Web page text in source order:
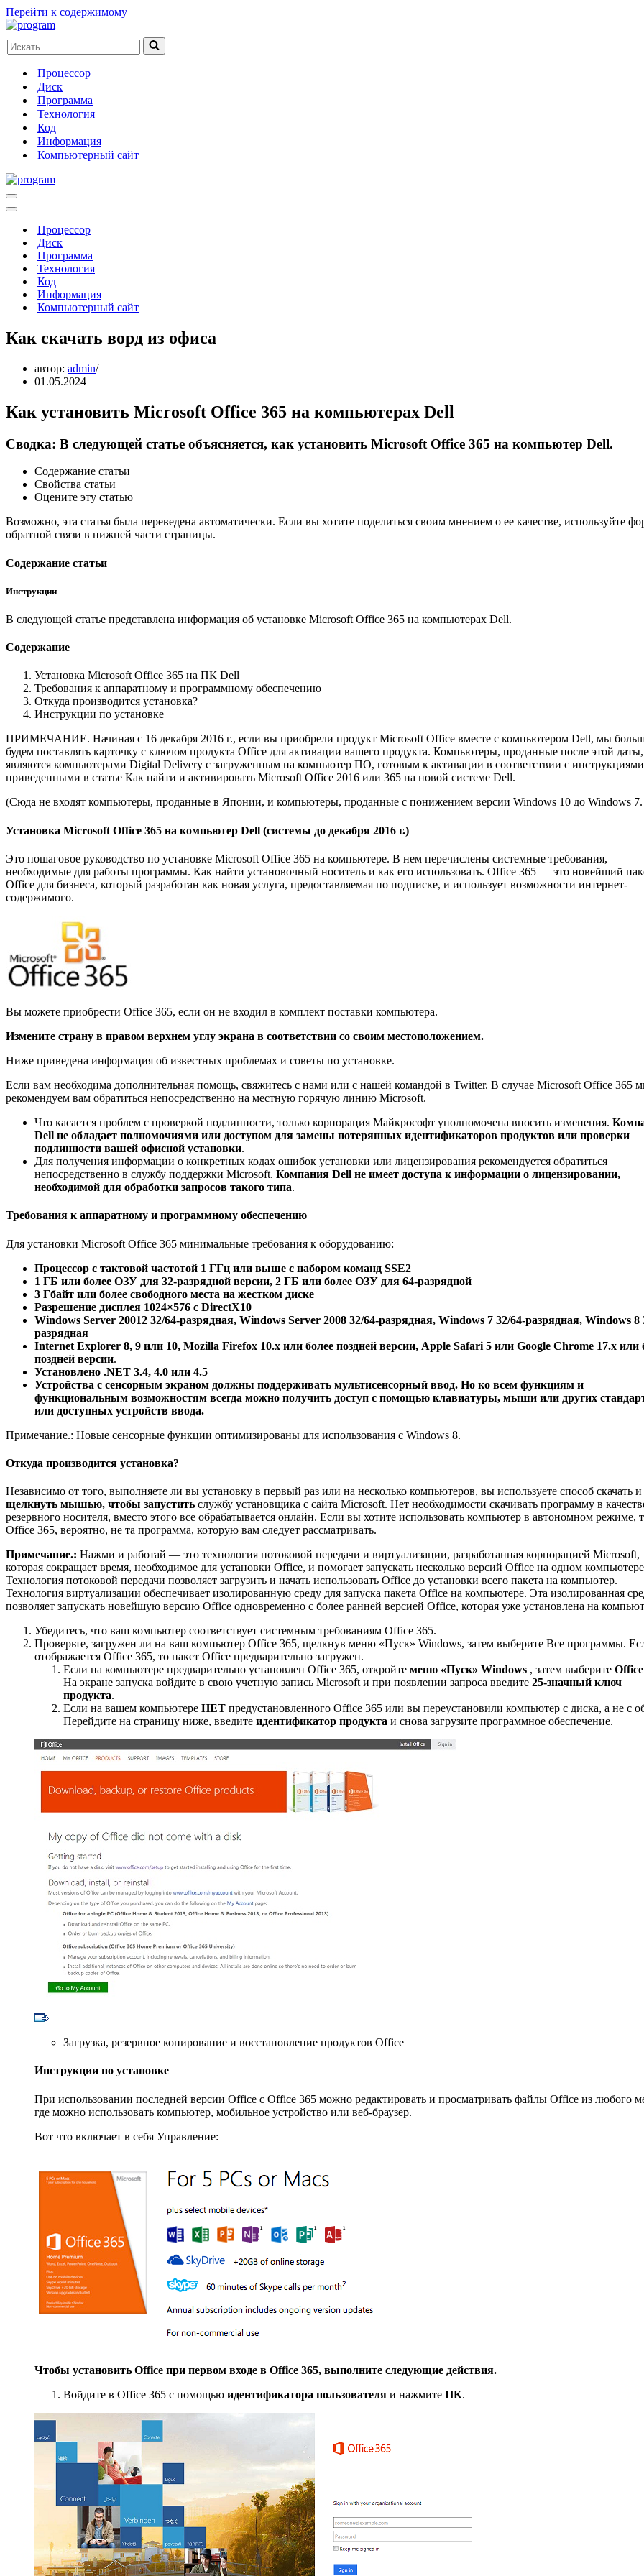
Перейти к содержимому
Искать...
Процессор
Диск
Программа
Технология
Код
Информация
Компьютерный сайт
Меню
навигации
Меню
навигацииПроцессор
Диск
Программа
Технология
Код
Информация
Компьютерный сайт
Как скачать ворд из офиса
автор: admin
01.05.2024
Как установить Microsoft Office 365 на компьютерах Dell
Сводка: В следующей статье объясняется, как установить Microsoft Office 365 на компьютер Dell.
Содержание статьи
Свойства статьи
Оцените эту статью
Возможно, эта статья была переведена автоматически. Если вы хотите поделиться своим мнением о ее качестве, используйте
обратной связи в нижней части страницы.
Содержание статьи
Инструкции
В следующей статье представлена информация об установке Microsoft Office 365 на компьютерах Dell.
Содержание
Установка Microsoft Office 365 на ПК Dell
Требования к аппаратному и программному обеспечению
Откуда производится установка?
Инструкции по установке
ПРИМЕЧАНИЕ. Начиная с 16 декабря 2016 г., если вы приобрели продукт Microsoft Office вместе с компьютером Dell, мы
будем поставлять карточку с ключом продукта Office для активации вашего продукта. Компьютеры, проданные после этой даты,
являются компьютерами Digital Delivery с загруженным на компьютер ПО, готовым к активации в соответствии с
приведенными в статье Как найти и активировать Microsoft Office 2016 или 365 на новой системе Dell.
(Сюда не входят компьютеры, проданные в Японии, и компьютеры, проданные с понижением версии Windows 10 до Windows 7.
Установка Microsoft Office 365 на компьютер Dell (системы до декабря 2016 г.)
Это пошаговое руководство по установке Microsoft Office 365 на компьютере. В нем перечислены системные требования,
необходимые для работы программы. Как найти установочный носитель и как его использовать. Office 365 — это новейший
Office для бизнеса, который разработан как новая услуга, предоставляемая по подписке, и использует возможности интернет-
содержимого.
Вы можете приобрести Office 365, если он не входил в комплект поставки компьютера.
Измените страну в правом верхнем углу экрана в соответствии со своим местоположением.
Ниже приведена информация об известных проблемах и советы по установке.
Если вам необходима дополнительная помощь, свяжитесь с нами или с нашей командой в Twitter. В случае Microsoft Office 365
рекомендуем вам обратиться непосредственно на местную горячую линию Microsoft.
Что касается проблем с проверкой подлинности, только корпорация Майкрософт уполномочена вносить изменения.
Dell не обладает полномочиями или доступом для замены потерянных идентификаторов продуктов или проверки
подлинности вашей офисной установки.
Для получения информации о конкретных кодах ошибок установки или лицензирования рекомендуется обратиться
непосредственно в службу поддержки Microsoft. Компания Dell не имеет доступа к информации о лицензировании,
необходимой для обработки запросов такого типа.
Требования к аппаратному и программному обеспечению
Для установки Microsoft Office 365 минимальные требования к оборудованию:
Процессор с тактовой частотой 1 ГГц или выше с набором команд SSE2
1 ГБ или более ОЗУ для 32-разрядной версии, 2 ГБ или более ОЗУ для 64-разрядной
3 Гбайт или более свободного места на жестком диске
Разрешение дисплея 1024×576 с DirectX10
Windows Server 20012 32/64-разрядная, Windows Server 2008 32/64-разрядная, Windows 7 32/64-разрядная, Windows 8
разрядная
Internet Explorer 8, 9 или 10, Mozilla Firefox 10.x или более поздней версии, Apple Safari 5 или Google Chrome 17.x или
поздней версии.
Установлено .NET 3.4, 4.0 или 4.5
Устройства с сенсорным экраном должны поддерживать мультисенсорный ввод. Но ко всем функциям и
функциональным возможностям всегда можно получить доступ с помощью клавиатуры, мыши или других
или доступных устройств ввода.
Примечание.: Новые сенсорные функции оптимизированы для использования с Windows 8.
Откуда производится установка?
Независимо от того, выполняете ли вы установку в первый раз или на несколько компьютеров, вы используете способ скачать и
щелкнуть мышью, чтобы запустить службу установщика с сайта Microsoft. Нет необходимости скачивать программу в
резервного носителя, вместо этого все обрабатывается онлайн. Если вы хотите использовать компьютер в автономном режиме,
Office 365, вероятно, не та программа, которую вам следует рассматривать.
Примечание.: Нажми и работай — это технология потоковой передачи и виртуализации, разработанная корпорацией Microsoft,
которая сокращает время, необходимое для установки Office, и помогает запускать несколько версий Office на одном
Технология потоковой передачи позволяет загрузить и начать использовать Office до установки всего пакета на компьютер.
Технология виртуализации обеспечивает изолированную среду для запуска пакета Office на компьютере. Эта изолированная
позволяет запускать новейшую версию Office одновременно с более ранней версией Office, которая уже установлена на
Убедитесь, что ваш компьютер соответствует системным требованиям Office 365.
Проверьте, загружен ли на ваш компьютер Office 365, щелкнув меню «Пуск» Windows, затем выберите Все программы.
отображается Office 365, то пакет Office предварительно загружен.
Если на компьютере предварительно установлен Office 365, откройте меню «Пуск» Windows , затем выберите
На экране запуска войдите в свою учетную запись Microsoft и при появлении запроса введите 25-значный ключ
продукта.
Если на вашем компьютере НЕТ предустановленного Office 365 или вы переустановили компьютер с диска, а не с
Перейдите на страницу ниже, введите идентификатор продукта и снова загрузите программное обеспечение.
Загрузка, резервное копирование и восстановление продуктов Office
Инструкции по установке
При использовании последней версии Office с Office 365 можно редактировать и просматривать файлы Office из любого
где можно использовать компьютер, мобильное устройство или веб-браузер.
Вот что включает в себя Управление:
Чтобы установить Office при первом входе в Office 365, выполните следующие действия.
Войдите в Office 365 с помощью идентификатора пользователя и нажмите ПК.